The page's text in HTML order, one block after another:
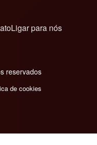
Ligar para nós
reservados
de cookies